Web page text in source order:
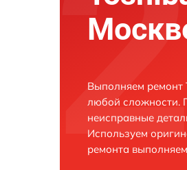
Выполняем ремонт
любой сложности.
неисправные
Используем
ремонта